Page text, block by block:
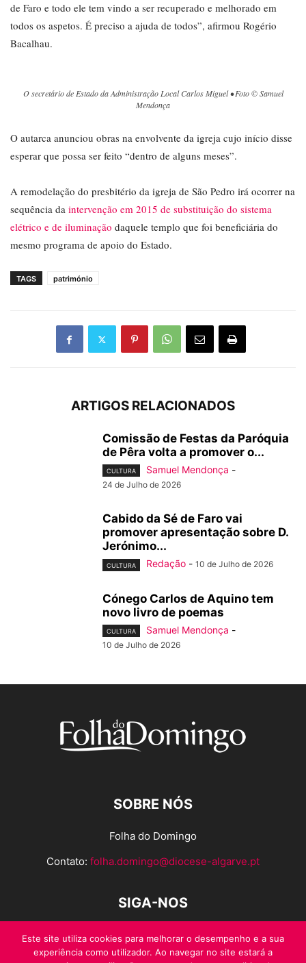
de Faro e todo ele tem vindo a ser recuperado e melhorado em
todos os aspetos. É preciso a ajuda de todos”, afirmou Rogério
Bacalhau.
O secretário de Estado da Administração Local Carlos Miguel • Foto © Samuel
Mendonça
O autarca anunciou obras na envolvente da igreja cujo início disse
esperar que possa ser feito “dentro de alguns meses”.
A remodelação do presbitério da igreja de São Pedro irá ocorrer na
sequência da intervenção em 2015 de substituição do sistema
elétrico e de iluminação daquele templo que foi beneficiária do
mesmo programa de apoio do Estado.
TAGS património
ARTIGOS RELACIONADOS
Comissão de Festas da Paróquia
de Pêra volta a promover o...
CULTURA Samuel Mendonça -
24 de Julho de 2026
Cabido da Sé de Faro vai
promover apresentação sobre D.
Jerónimo...
CULTURA Redação - 10 de Julho de 2026
Cónego Carlos de Aquino tem
novo livro de poemas
CULTURA Samuel Mendonça -
10 de Julho de 2026
SOBRE NÓS
Folha do Domingo
Contato: folha.domingo@diocese-algarve.pt
SIGA-NOS
Este site utiliza cookies para melhorar o desempenho e a sua
experiência como utilizador. Ao navegar no site estará a